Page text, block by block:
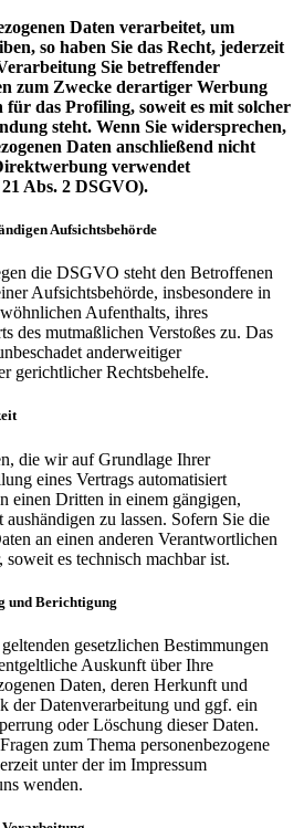
Daten verarbeitet, um
so haben Sie das Recht, jederzeit
Sie betreffender
zum Zwecke derartiger Werbung
für das Profiling, soweit es mit solcher
steht. Wenn Sie widersprechen,
Daten anschließend nicht
verwendet
Abs. 2 DSGVO).
Aufsichtsbehörde
die DSGVO steht den Betroffenen
Aufsichtsbehörde, insbesondere in
Aufenthalts, ihres
des mutmaßlichen Verstoßes zu. Das
anderweitiger
gerichtlicher Rechtsbehelfe.
die wir auf Grundlage Ihrer
eines Vertrags automatisiert
einen Dritten in einem gängigen,
aushändigen zu lassen. Sofern Sie die
an einen anderen Verantwortlichen
es technisch machbar ist.
und Berichtigung
gesetzlichen Bestimmungen
Auskunft über Ihre
Daten, deren Herkunft und
der Datenverarbeitung und ggf. ein
oder Löschung dieser Daten.
zum Thema personenbezogene
unter der im Impressum
wenden.